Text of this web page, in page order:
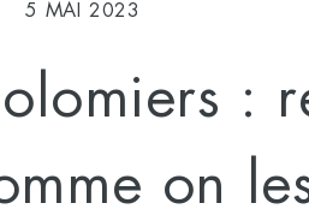
5 MAI 2023
:
on